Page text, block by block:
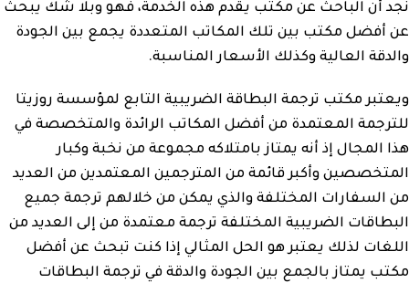
نجد أن الباحث عن مكتب يقدم هذه الخدمة، فهو وبلا شك يبحث
عن أفضل مكتب بين تلك المكاتب المتعددة يجمع بين الجودة
والدقة العالية وكذلك الأسعار المناسبة.
ويعتبر مكتب ترجمة البطاقة الضريبية التابع لمؤسسة روزيتا
للترجمة المعتمدة من أفضل المكاتب الرائدة والمتخصصة في
هذا المجال إذ أنه يمتاز بامتلاكه مجموعة من نخبة وكبار
المتخصصين وأكبر قائمة من المترجمين المعتمدين من العديد
من السفارات المختلفة والذي يمكن من خلالهم ترجمة جميع
البطاقات الضريبية المختلفة ترجمة معتمدة من إلى العديد من
اللغات لذلك يعتبر هو الحل المثالي إذا كنت تبحث عن أفضل
مكتب يمتاز بالجمع بين الجودة والدقة في ترجمة البطاقات